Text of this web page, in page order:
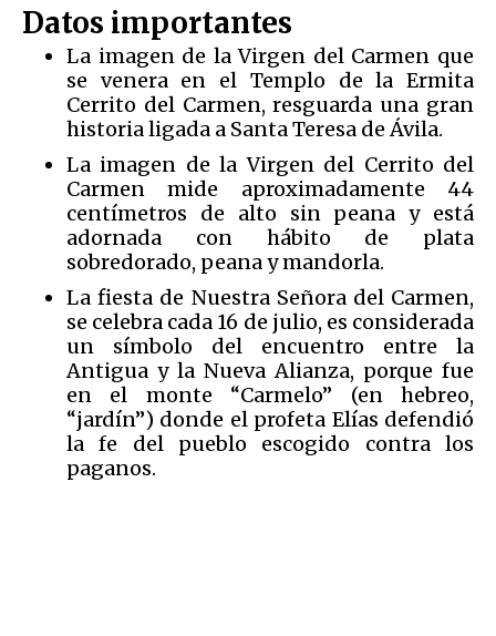
Datos importantes
La imagen de laVirgen del Carmen que
se venera en el Templo de la Ermita
Cerrito del Carmen, resguarda una gran
historia ligada a Santa Teresa de Ávila.
La imagen de laVirgen del Cerrito del
Carmen mide aproximadamente 44
centímetros de alto sin peana y está
adornada con hábito de plata
sobredorado, peana y mandorla.
Lafiesta de Nuestra Señora del Carmen,
se celebra cada 16 de julio, es considerada
un símbolo del encuentro entre la
Antigua y la Nueva Alianza, porque fue
en el monte “Carmelo” (en hebreo,
“jardín”) donde el profeta Elías defendió
la fe del pueblo escogido contra los
paganos.